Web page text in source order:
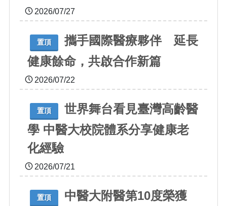
2026/07/27
置頂
攜手國際醫療夥伴 延長
健康餘命，共啟合作新篇
2026/07/22
置頂
世界舞台看見臺灣高齡醫
學 中醫大校院體系分享健康老
化經驗
2026/07/21
置頂 中醫大附醫第10度榮獲